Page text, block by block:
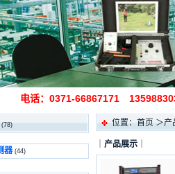
电话：0371-66867171
(78)
器 (44)
位置：首页＞产
产品展示